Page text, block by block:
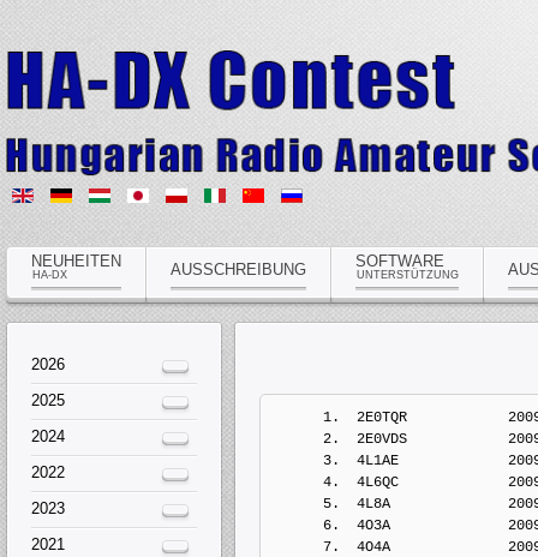
NEUHEITEN
HA-DX AUSSCHREIBUNG SOFTWARE
UNTERSTÜTZUNG
1.  2E0TQR
2.  2E0VDS
3.  4L1AE
4.  4L6QC
5.  4L8A
6.  4O3A
7.  4O4A
2026
2025
2024
2022
2023
2021